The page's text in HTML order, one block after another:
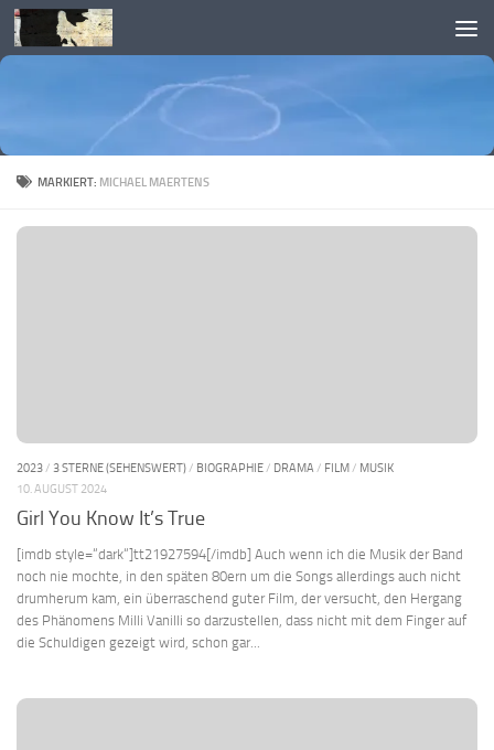
Skip to content
MARKIERT: MICHAEL MAERTENS
2023/ 3 STERNE (SEHENSWERT)/ BIOGRAPHIE/ DRAMA / FILM/ MUSIK
10. AUGUST 2024
Girl You Know It’s True
[imdb style=“dark“]tt21927594[/imdb] Auch wenn ich die Musik der Band
noch nie mochte, in den späten 80ern um die Songs allerdings auch nicht
drumherum kam, ein überraschend guter Film, der versucht, den Hergang
des Phänomens Milli Vanilli so darzustellen, dass nicht mit dem Finger auf
die Schuldigen gezeigt wird, schon gar...